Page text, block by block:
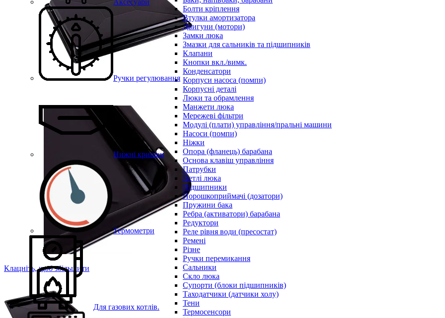
Болти кріплення
Втулки амортизатора
Двигуни (мотори)
Замки люка
Змазки для сальників та підшипників
Клапани
Кнопки вкл./вимк.
Конденсатори
Корпуси насоса (помпи)
Корпусні деталі
Люки та обрамлення
Манжети люка
Мережеві фільтри
Модулі (плати) управління/пральні машини
Насоси (помпи)
Ніжки
Опора (фланець) барабана
Основа клавіш управління
Патрубки
Петлі люка
Підшипники
Порошкоприймачі (дозатори)
Пружини бака
Ребра (активатори) барабана
Редуктори
Реле рівня води (пресостат)
Ремені
Різне
Ручки перемикання
Сальники
Скло люка
Супорти (блоки підшипників)
Таходатчики (датчики холу)
Тени
Термосенсори
Ручки регулювання
Нижні кришки
Термометри
Для газових котлів.
Клацніть, щоб збільшити